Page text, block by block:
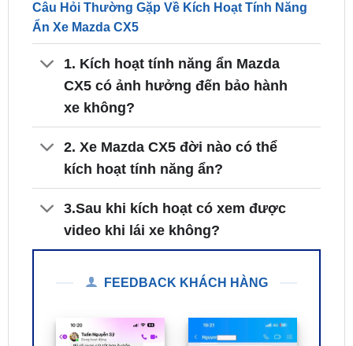
1. Kích hoạt tính năng ẩn Mazda
CX5 có ảnh hưởng đến bảo hành
xe không?
2. Xe Mazda CX5 đời nào có thể
kích hoạt tính năng ẩn?
3.Sau khi kích hoạt có xem được
video khi lái xe không?
FEEDBACK KHÁCH HÀNG